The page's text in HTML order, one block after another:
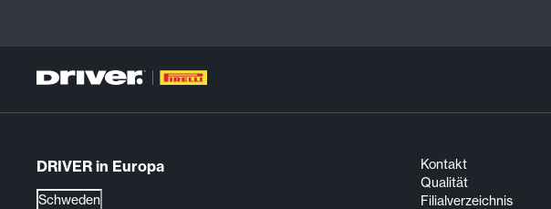
DRIVER in Europa
Schweden
Kontakt
Qualität
Filialverzeichnis